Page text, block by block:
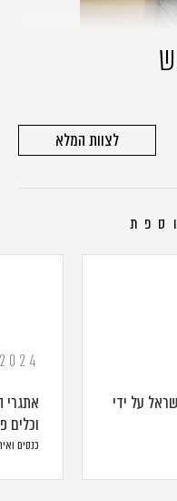
לצוות המלא
על ידי
אתגרי
וכלים
כנסים